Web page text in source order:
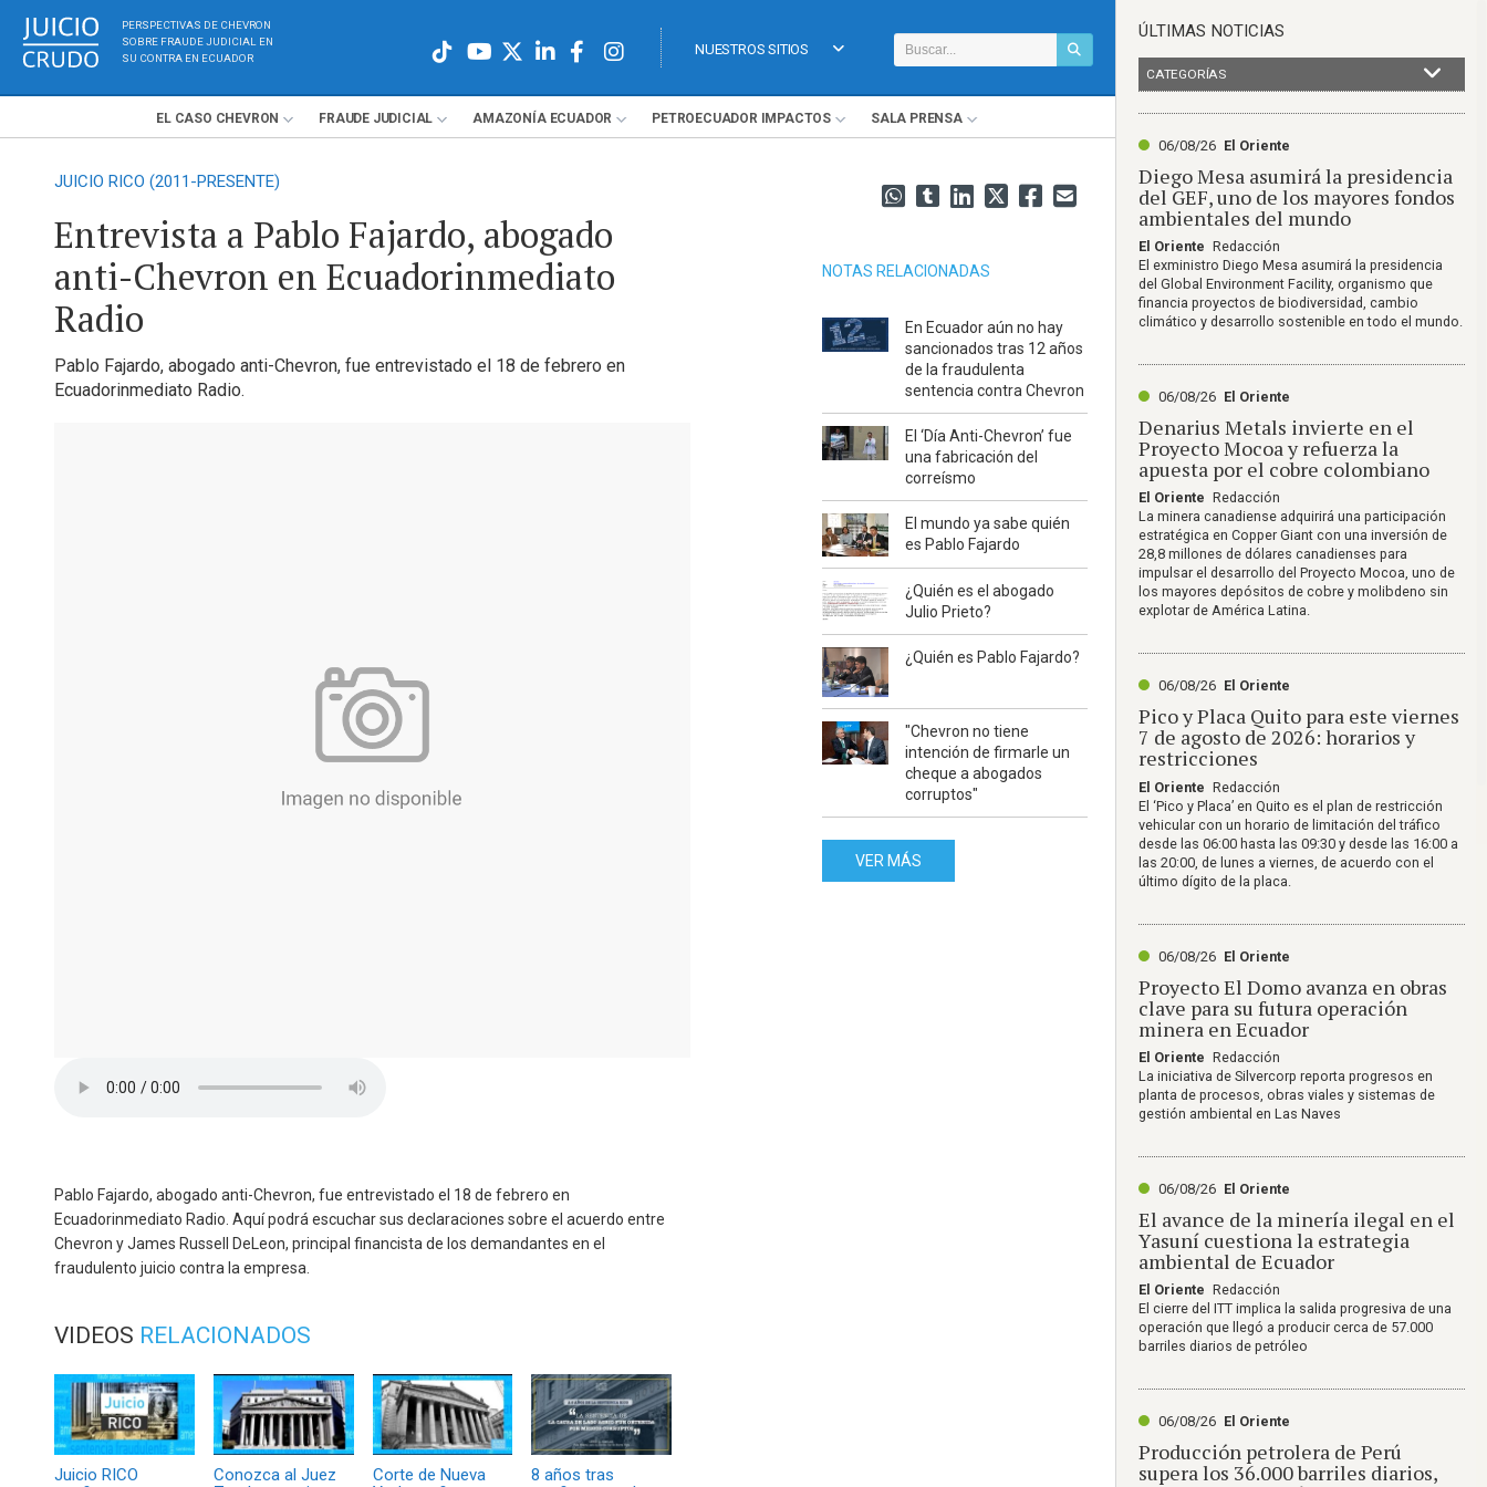
PERSPECTIVAS DE CHEVRON
SOBRE FRAUDE JUDICIAL EN
SU CONTRA EN ECUADOR
NUESTROS SITIOS
EL CASO CHEVRON FRAUDE JUDICIAL AMAZONÍA ECUADOR PETROECUADOR IMPACTOS SALA PRENSA
JUICIO RICO (2011-PRESENTE)
Entrevista a Pablo Fajardo, abogado
anti-Chevron en Ecuadorinmediato
Radio
Pablo Fajardo, abogado anti-Chevron, fue entrevistado el 18 de febrero en
Ecuadorinmediato Radio.
Pablo Fajardo, abogado anti-Chevron, fue entrevistado el 18 de febrero en
Ecuadorinmediato Radio. Aquí podrá escuchar sus declaraciones sobre el acuerdo entre
Chevron y James Russell DeLeon, principal financista de los demandantes en el
fraudulento juicio contra la empresa.
VIDEOS RELACIONADOS
Juicio RICO
Conozca al Juez
Corte de Nueva
8 años tras
NOTAS RELACIONADAS
En Ecuador aún no hay
sancionados tras 12 años
de la fraudulenta
sentencia contra Chevron
El ‘Día Anti-Chevron’ fue
una fabricación del
correísmo
El mundo ya sabe quién
es Pablo Fajardo
¿Quién es el abogado
Julio Prieto?
¿Quién es Pablo Fajardo?
"Chevron no tiene
intención de firmarle un
cheque a abogados
corruptos"
VER MÁS
ÚLTIMAS NOTICIAS
CATEGORÍAS
06/08/26 El Oriente
Diego Mesa asumirá la presidencia
del GEF, uno de los mayores fondos
ambientales del mundo
El Oriente Redacción
El exministro Diego Mesa asumirá la presidencia
del Global Environment Facility, organismo que
financia proyectos de biodiversidad, cambio
climático y desarrollo sostenible en todo el mundo.
06/08/26 El Oriente
Denarius Metals invierte en el
Proyecto Mocoa y refuerza la
apuesta por el cobre colombiano
El Oriente Redacción
La minera canadiense adquirirá una participación
estratégica en Copper Giant con una inversión de
28,8 millones de dólares canadienses para
impulsar el desarrollo del Proyecto Mocoa, uno de
los mayores depósitos de cobre y molibdeno sin
explotar de América Latina.
06/08/26 El Oriente
Pico y Placa Quito para este viernes
7 de agosto de 2026: horarios y
restricciones
El Oriente Redacción
El ‘Pico y Placa’ en Quito es el plan de restricción
vehicular con un horario de limitación del tráfico
desde las 06:00 hasta las 09:30 y desde las 16:00 a
las 20:00, de lunes a viernes, de acuerdo con el
último dígito de la placa.
06/08/26 El Oriente
Proyecto El Domo avanza en obras
clave para su futura operación
minera en Ecuador
El Oriente Redacción
La iniciativa de Silvercorp reporta progresos en
planta de procesos, obras viales y sistemas de
gestión ambiental en Las Naves
06/08/26 El Oriente
El avance de la minería ilegal en el
Yasuní cuestiona la estrategia
ambiental de Ecuador
El Oriente Redacción
El cierre del ITT implica la salida progresiva de una
operación que llegó a producir cerca de 57.000
barriles diarios de petróleo
06/08/26 El Oriente
Producción petrolera de Perú
supera los 36.000 barriles diarios,